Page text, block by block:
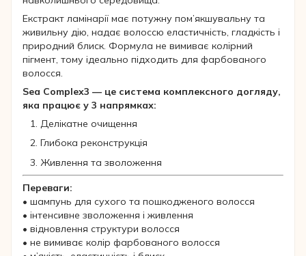
Екстракт ламінарії має потужну пом’якшувальну та
живильну дію, надає волоссю еластичність, гладкість і
природний блиск. Формула не вимиває колірний
пігмент, тому ідеально підходить для фарбованого
волосся.
Sea Complex3 — це система комплексного догляду,
яка працює у 3 напрямках:
Делікатне очищення
Глибока реконструкція
Живлення та зволоження
Переваги:
• шампунь для сухого та пошкодженого волосся
• інтенсивне зволоження і живлення
• відновлення структури волосся
• не вимиває колір фарбованого волосся